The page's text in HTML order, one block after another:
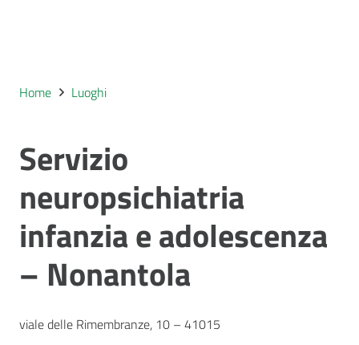
Home Luoghi
Servizio
neuropsichiatria
infanzia e adolescenza
– Nonantola
viale delle Rimembranze, 10 – 41015